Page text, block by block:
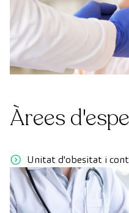
Àrees
Unitat d'obesitat i